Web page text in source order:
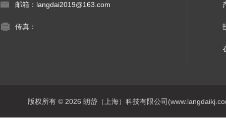
邮箱：langdai2019@163.com
传真：
版权所有 © 2026 朗岱（上海）科技有限公司